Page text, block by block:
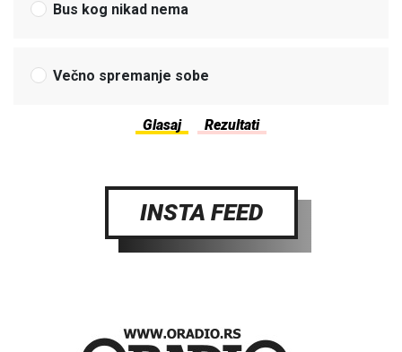
Bus kog nikad nema
Večno spremanje sobe
INSTA FEED